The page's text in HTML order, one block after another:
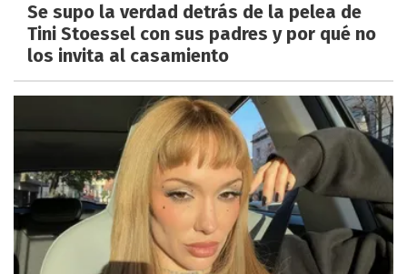
Se supo la verdad detrás de la pelea de
Tini Stoessel con sus padres y por qué no
los invita al casamiento